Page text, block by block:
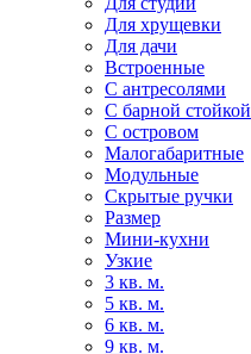
Для хрущевки
Для дачи
Встроенные
С антресолями
С барной стойкой
С островом
Малогабаритные
Модульные
Скрытые ручки
Размер
Мини-кухни
Узкие
3 кв. м.
5 кв. м.
6 кв. м.
9 кв. м.